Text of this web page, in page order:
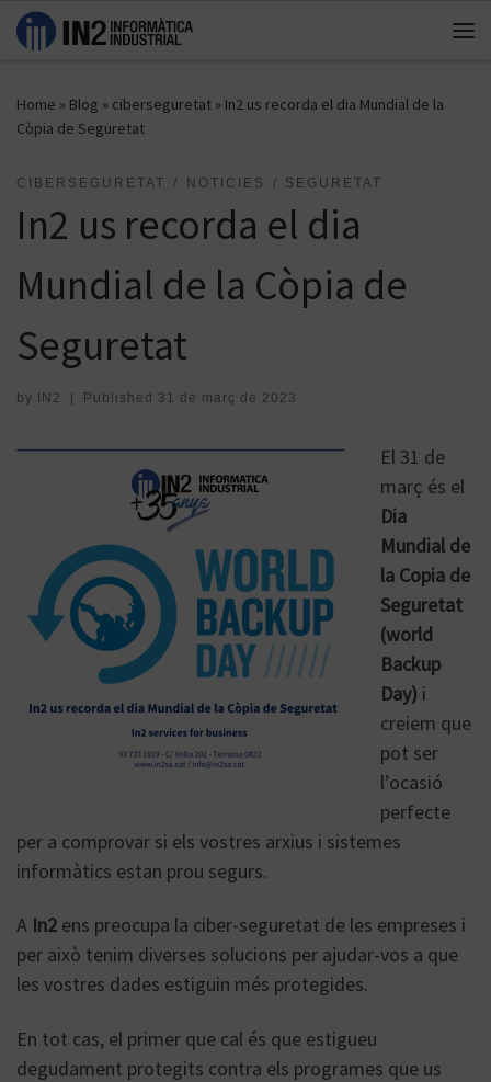
Skip to content
Home » Blog » ciberseguretat » In2 us recorda el dia Mundial de la
Còpia de Seguretat
CIBERSEGURETAT NOTICIES SEGURETAT
In2 us recorda el dia
Mundial de la Còpia de
Seguretat
by IN2 | Published 31 de març de 2023
El 31 de
març és el
Dia
Mundial de
la Copia de
Seguretat
(world
Backup
Day) i
creiem que
pot ser
l’ocasió
perfecte
per a comprovar si els vostres arxius i sistemes
informàtics estan prou segurs.
A In2 ens preocupa la ciber-seguretat de les empreses i
per això tenim diverses solucions per ajudar-vos a que
les vostres dades estiguin més protegides.
En tot cas, el primer que cal és que estigueu
degudament protegits contra els programes que us